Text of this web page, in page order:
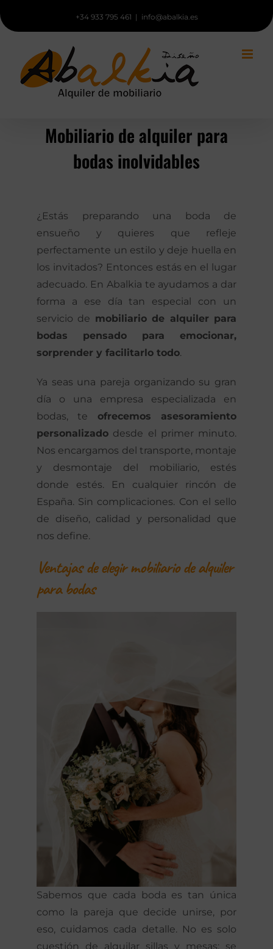
al
+34 933 795 461 | info@abalkia.es
Mobiliario de alquiler para
bodas inolvidables
¿Estás preparando una boda de
ensueño y quieres que refleje
perfectamente un estilo y deje huella en
los invitados? Entonces estás en el lugar
adecuado. En Abalkia te ayudamos a dar
forma a ese día tan especial con un
servicio de mobiliario de alquiler para
bodas pensado para emocionar,
sorprender y facilitarlo todo.
Ya seas una pareja organizando su gran
día o una empresa especializada en
bodas, te ofrecemos asesoramiento
personalizado desde el primer minuto.
Nos encargamos del transporte, montaje
y desmontaje del mobiliario, estés
donde estés. En cualquier rincón de
España. Sin complicaciones. Con el sello
de diseño, calidad y personalidad que
nos define.
Ventajas de elegir mobiliario de alquiler
para bodas
Sabemos que cada boda es tan única
como la pareja que decide unirse, por
eso, cuidamos cada detalle. No es solo
cuestión de alquilar sillas y mesas: se